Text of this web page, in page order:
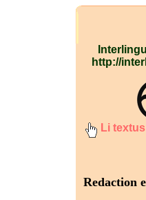
http://
Li textus
Redaction